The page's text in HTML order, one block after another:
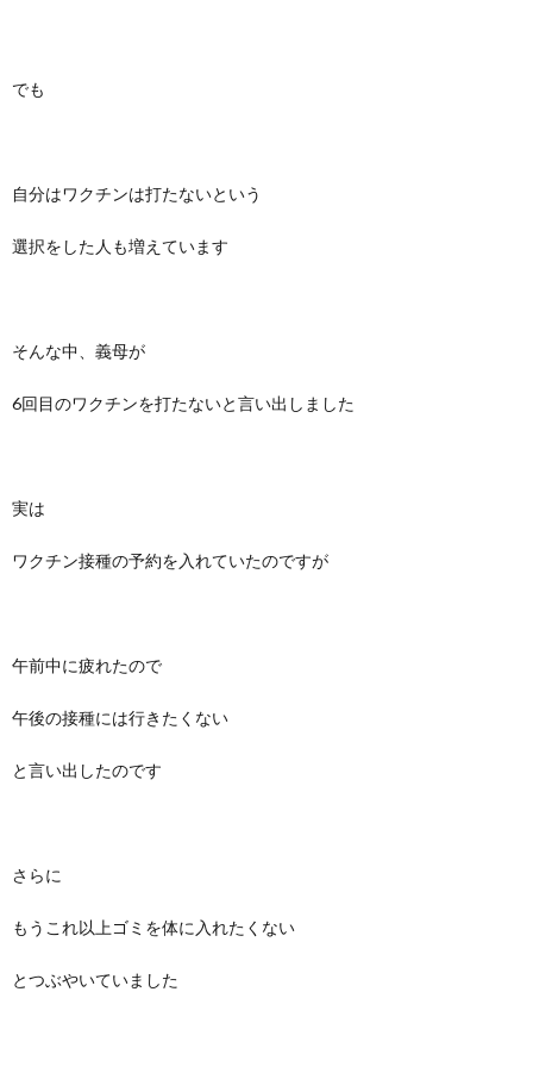
でも
自分はワクチンは打たないという
選択をした人も増えています
そんな中、義母が
6回目のワクチンを打たないと言い出しました
実は
ワクチン接種の予約を入れていたのですが
午前中に疲れたので
午後の接種には行きたくない
と言い出したのです
さらに
もうこれ以上ゴミを体に入れたくない
とつぶやいていました